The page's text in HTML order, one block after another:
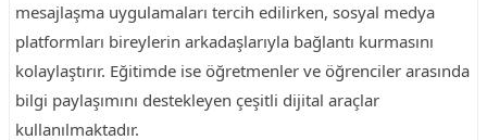
mesajlaşma uygulamaları tercih edilirken, sosyal medya
platformları bireylerin arkadaşlarıyla bağlantı kurmasını
kolaylaştırır. Eğitimde ise öğretmenler ve öğrenciler arasında
bilgi paylaşımını destekleyen çeşitli dijital araçlar
kullanılmaktadır.